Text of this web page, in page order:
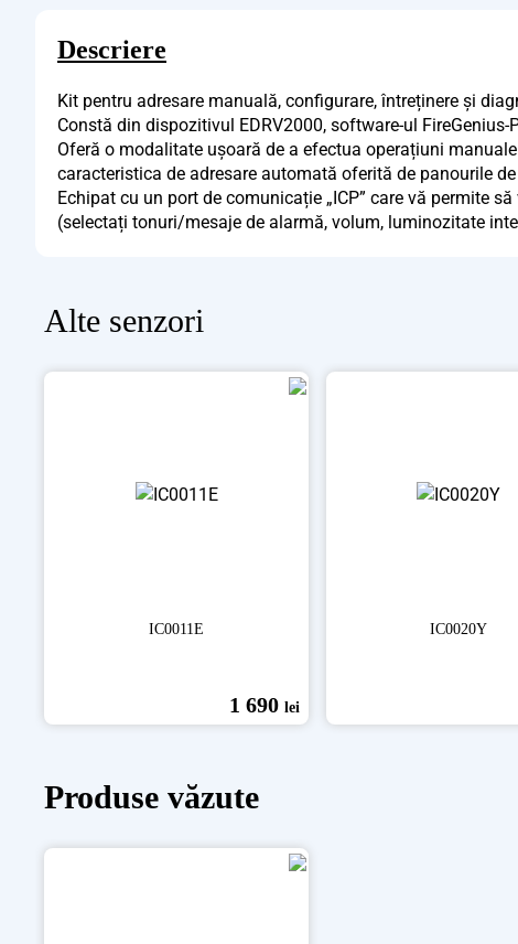
Descriere
Kit pentru adresare manuală, configurare, întreținere și
Constă din dispozitivul EDRV2000, software-ul
Oferă o modalitate ușoară de a efectua operațiuni
caracteristica de adresare automată oferită de panourile
Echipat cu un port de comunicație „ICP” care vă permite
(selectați tonuri/mesaje de alarmă, volum, luminozitate
Alte senzori
IC0011E
1 690 lei
IC0020Y
Produse văzute